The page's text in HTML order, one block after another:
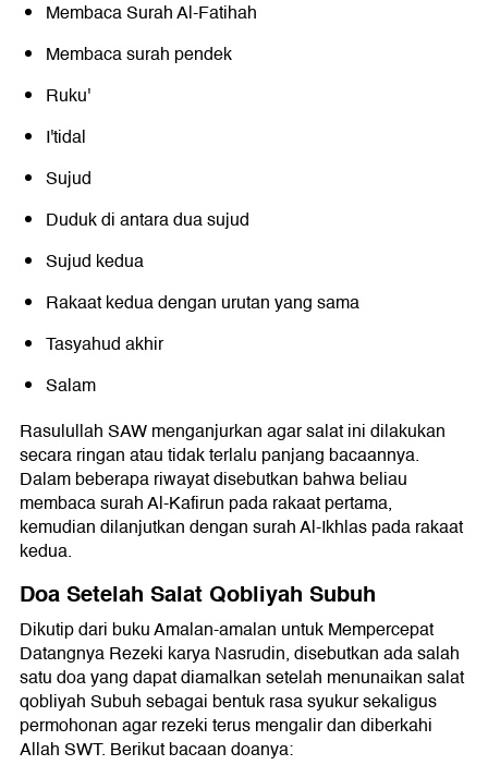
Membaca Surah Al-Fatihah
Membaca surah pendek
Ruku'
I'tidal
Sujud
Duduk di antara dua sujud
Sujud kedua
Rakaat kedua dengan urutan yang sama
Tasyahud akhir
Salam
Rasulullah SAW menganjurkan agar salat ini dilakukan
secara ringan atau tidak terlalu panjang bacaannya.
Dalam beberapa riwayat disebutkan bahwa beliau
membaca surah Al-Kafirun pada rakaat pertama,
kemudian dilanjutkan dengan surah Al-Ikhlas pada rakaat
kedua.
Doa Setelah Salat Qobliyah Subuh
Dikutip dari buku Amalan-amalan untuk Mempercepat
Datangnya Rezeki karya Nasrudin, disebutkan ada salah
satu doa yang dapat diamalkan setelah menunaikan salat
qobliyah Subuh sebagai bentuk rasa syukur sekaligus
permohonan agar rezeki terus mengalir dan diberkahi
Allah SWT. Berikut bacaan doanya: